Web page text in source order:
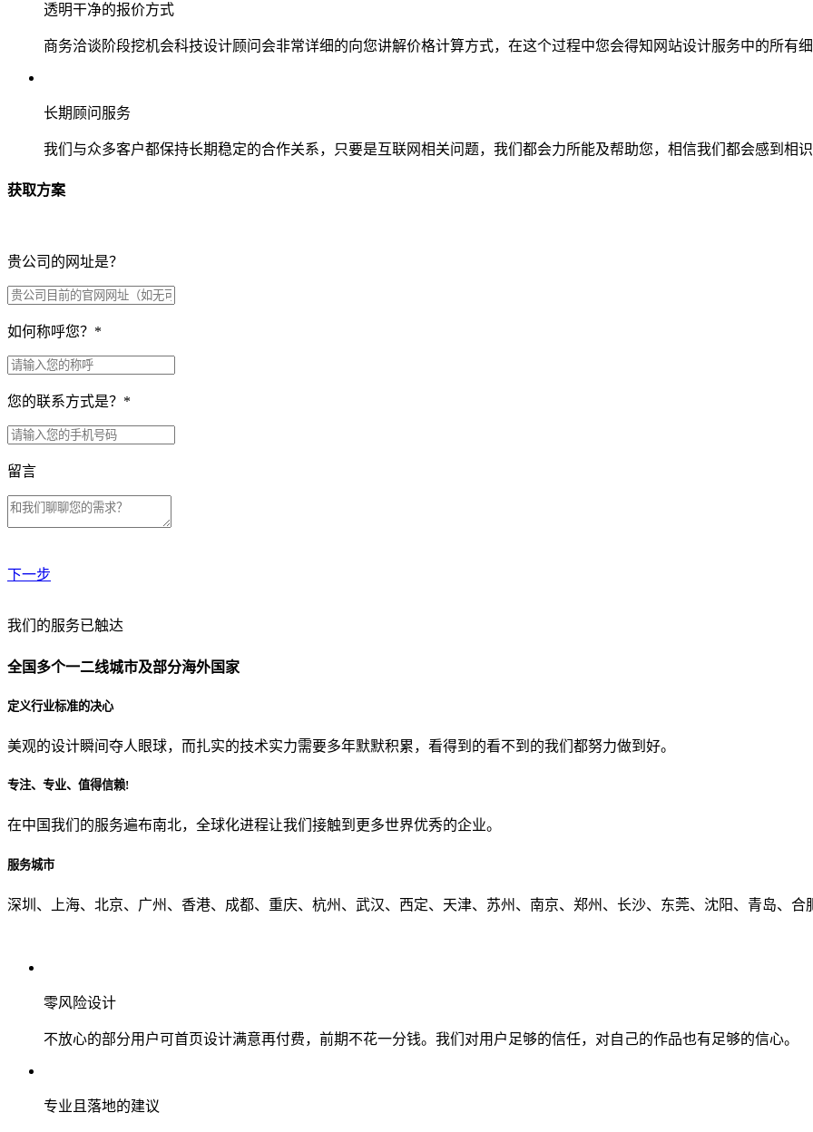
透明干净的报价方式
商务洽谈阶段挖机会科技设计顾问会非常详细的向您讲解价格计算方式，在这个过程中您会得知网站设计服务中的所有
长期顾问服务
我们与众多客户都保持长期稳定的合作关系，只要是互联网相关问题，我们都会力所能及帮助您，相信我们都会感到相
获取方案
贵公司的网址是？
如何称呼您？ *
您的联系方式是？ *
留言
下一步
贵公司预算范围是？
贵公司的团队规模是？
从哪里了解到我们？
我们的服务已触达
全国多个一二线城市及部分海外国家
定义行业标准的决心
美观的设计瞬间夺人眼球，而扎实的技术实力需要多年默默积累，看得到的看不到的我们都努力做到好。
专注、专业、值得信赖!
在中国我们的服务遍布南北，全球化进程让我们接触到更多世界优秀的企业。
服务城市
深圳、上海、北京、广州、香港、成都、重庆、杭州、武汉、西定、天津、苏州、南京、郑州、长沙、东莞、沈阳、青岛、合
零风险设计
不放心的部分用户可首页设计满意再付费，前期不花一分钱。我们对用户足够的信任，对自己的作品也有足够的信心。
专业且落地的建议